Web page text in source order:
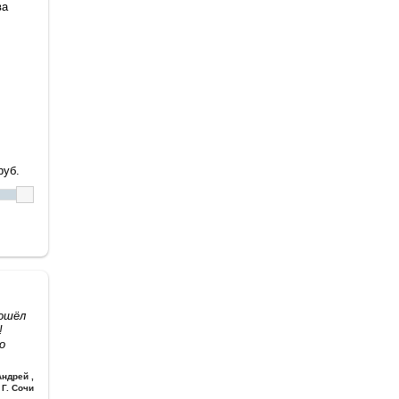
Г. Сочи